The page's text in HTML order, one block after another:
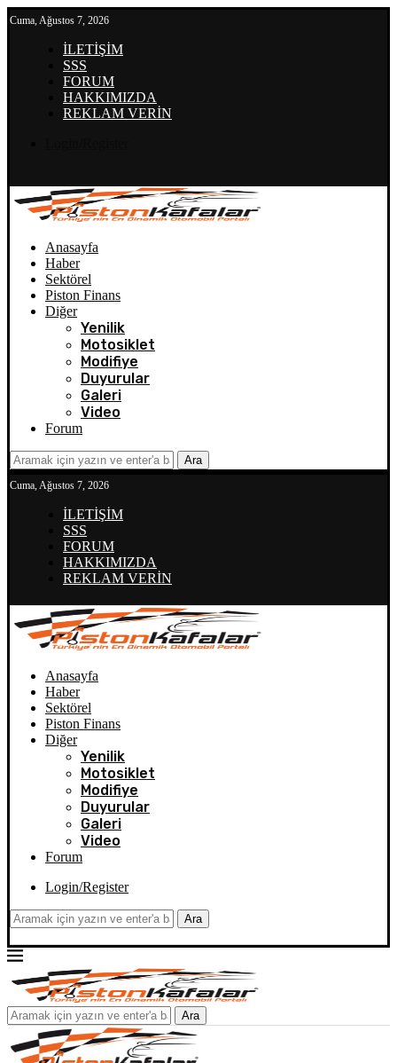
Cuma, Ağustos 7, 2026
İLETİŞİM
SSS
FORUM
HAKKIMIZDA
REKLAM VERİN
Anasayfa
Haber
Sektörel
Piston Finans
Diğer
Yenilik
Motosiklet
Modifiye
Duyurular
Galeri
Video
Forum
Ara
Cuma, Ağustos 7, 2026
İLETİŞİM
SSS
FORUM
HAKKIMIZDA
REKLAM VERİN
Anasayfa
Haber
Sektörel
Piston Finans
Diğer
Yenilik
Motosiklet
Modifiye
Duyurular
Galeri
Video
Forum
Login/Register
Ara
Ara